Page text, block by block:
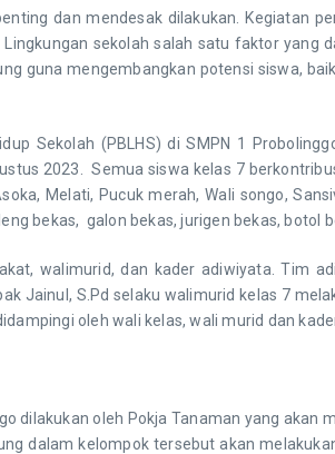
dan mendesak dilakukan. Kegiatan
sekolah salah satu faktor
guna mengembangkan potensi siswa,
Sekolah (PBLHS) di SMPN 1
2023. Semua siswa kelas 7
Melati, Pucuk merah, Wali songo,
bekas, galon bekas, jurigen bekas, botol
walimurid, dan kader adiwiyata. Tim
Jainul, S.Pd selaku walimurid kelas 7
oleh wali kelas, wali murid dan
oleh Pokja Tanaman yang akan
dalam kelompok tersebut akan